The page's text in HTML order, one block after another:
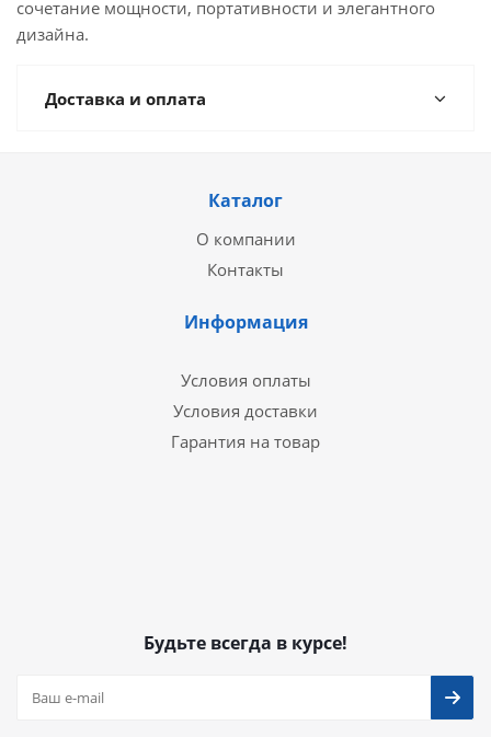
сочетание мощности, портативности и элегантного
дизайна.
Доставка и оплата
Каталог
О компании
Контакты
Информация
Условия оплаты
Условия доставки
Гарантия на товар
Будьте всегда в курсе!